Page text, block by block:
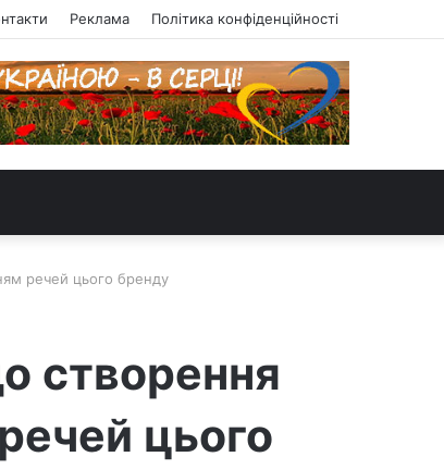
Реклама Політика конфіденційності
речей цього бренду
створення
цього